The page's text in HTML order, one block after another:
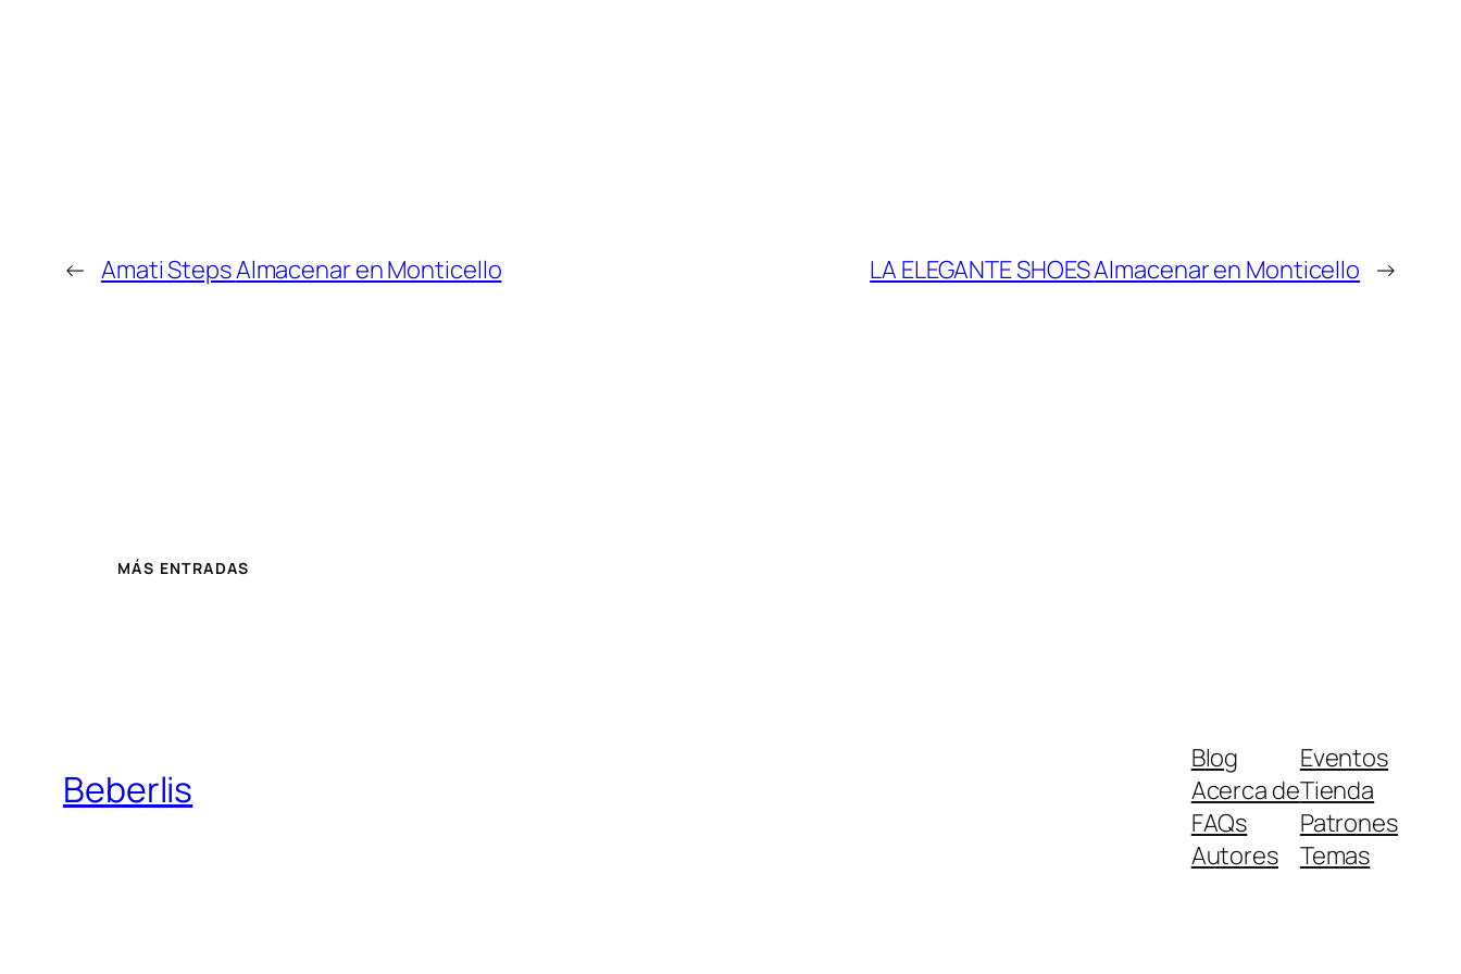
← Amati StepsAlmacenar en Monticello LA ELEGANTE SHOESAlmacenar en Monticello →
MÁS ENTRADAS
Beberlis
Blog
Acerca de
FAQs
Autores
Eventos
Tienda
Patrones
Temas